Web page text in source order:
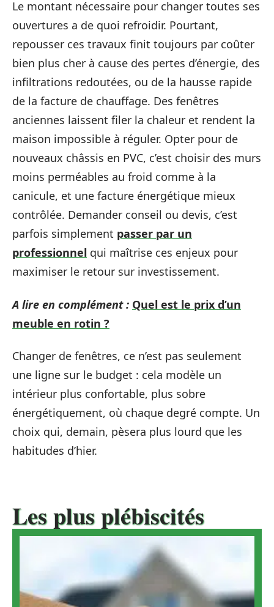
Le montant nécessaire pour changer toutes ses
ouvertures a de quoi refroidir. Pourtant,
repousser ces travaux finit toujours par coûter
bien plus cher à cause des pertes d’énergie, des
infiltrations redoutées, ou de la hausse rapide
de la facture de chauffage. Des fenêtres
anciennes laissent filer la chaleur et rendent la
maison impossible à réguler. Opter pour de
nouveaux châssis en PVC, c’est choisir des murs
moins perméables au froid comme à la
canicule, et une facture énergétique mieux
contrôlée. Demander conseil ou devis, c’est
parfois simplement passer par un
professionnel qui maîtrise ces enjeux pour
maximiser le retour sur investissement.
A lire en complément : Quel est le prix d’un
meuble en rotin ?
Changer de fenêtres, ce n’est pas seulement
une ligne sur le budget : cela modèle un
intérieur plus confortable, plus sobre
énergétiquement, où chaque degré compte. Un
choix qui, demain, pèsera plus lourd que les
habitudes d’hier.
Les plus plébiscités